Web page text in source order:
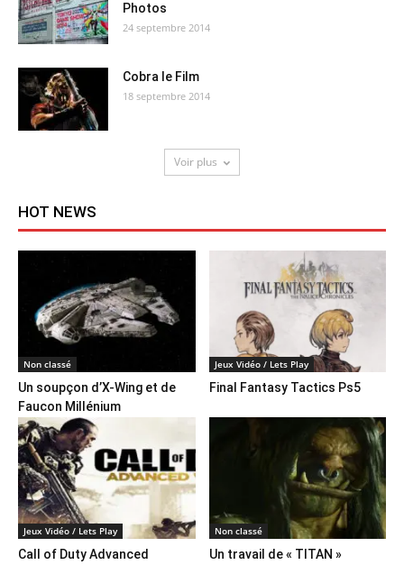
Photos
24 septembre 2014
Cobra le Film
18 septembre 2014
Voir plus
HOT NEWS
Non classé
Un soupçon d’X-Wing et de
Faucon Millénium
Jeux Vidéo / Lets Play
Final Fantasy Tactics Ps5
Jeux Vidéo / Lets Play
Call of Duty Advanced
Non classé
Un travail de « TITAN »